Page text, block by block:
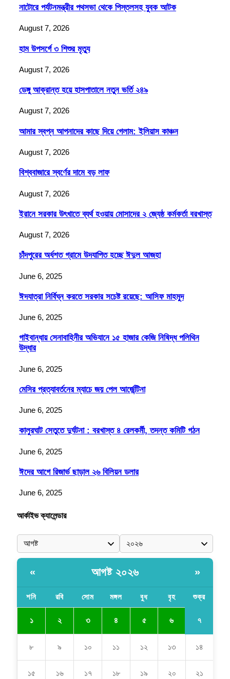
নাটোরে পর্যটনমন্ত্রীর পথসভা থেকে পিস্তলসহ যুবক আটক
August 7, 2026
হাম উপসর্গে ৩ শিশুর মৃত্যু
August 7, 2026
ডেঙ্গু আক্রান্ত হয়ে হাসপাতালে নতুন ভর্তি ২৪৯
August 7, 2026
আমার স্বপ্ন আপনাদের কাছে দিয়ে গেলাম: ইলিয়াস কাঞ্চন
August 7, 2026
বিশ্ববাজারে স্বর্ণের দামে বড় লাফ
August 7, 2026
ইরানে সরকার উৎখাতে ব্যর্থ হওয়ায় মোসাদের ২ জ্যেষ্ঠ কর্মকর্তা বরখাস্ত
August 7, 2026
চাঁদপুরের অর্ধশত গ্রামে উদযাপিত হচ্ছে ঈদুল আজহা
June 6, 2025
ঈদযাত্রা নির্বিঘ্ন করতে সরকার সচেষ্ট রয়েছে: আসিফ মাহমুদ
June 6, 2025
গাইবান্ধায় সেনাবাহিনীর অভিযানে ১৫ হাজার কেজি নিষিদ্ধ পলিথিন
উদ্ধার
June 6, 2025
মেসির প্রত্যাবর্তনের ম্যাচে জয় পেল আর্জেন্টিনা
June 6, 2025
কালুরঘাট সেতুতে দুর্ঘটনা : বরখাস্ত ৪ রেলকর্মী, তদন্ত কমিটি গঠন
June 6, 2025
ঈদের আগে রিজার্ভ ছাড়াল ২৬ বিলিয়ন ডলার
June 6, 2025
আর্কাইভ ক্যালেন্ডার
« আগষ্ট ২০২৬ »
শনি রবি সোম মঙ্গল বুধ বৃহ শুক্র
১ ২ ৩ ৪ ৫ ৬ ৭
৮ ৯ ১০ ১১ ১২ ১৩ ১৪
১৫ ১৬ ১৭ ১৮ ১৯ ২০ ২১